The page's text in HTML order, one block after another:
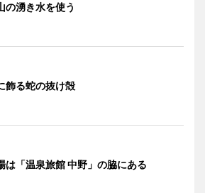
の湧き水を使う
飾る蛇の抜け殻
は「温泉旅館 中野」の脇にある